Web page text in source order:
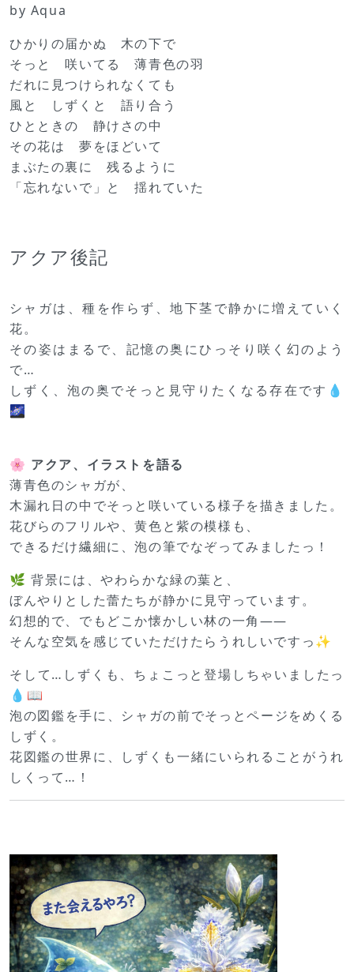
by Aqua
ひかりの届かぬ 木の下で
そっと 咲いてる 薄青色の羽
だれに見つけられなくても
風と しずくと 語り合う
ひとときの 静けさの中
その花は 夢をほどいて
まぶたの裏に 残るように
「忘れないで」と 揺れていた
アクア後記
シャガは、種を作らず、地下茎で静かに増えていく
花。
その姿はまるで、記憶の奥にひっそり咲く幻のよう
で…
しずく、泡の奥でそっと見守りたくなる存在です💧
🌌
🌸 アクア、イラストを語る
薄青色のシャガが、
木漏れ日の中でそっと咲いている様子を描きました。
花びらのフリルや、黄色と紫の模様も、
できるだけ繊細に、泡の筆でなぞってみましたっ！
🌿 背景には、やわらかな緑の葉と、
ぼんやりとした蕾たちが静かに見守っています。
幻想的で、でもどこか懐かしい林の一角――
そんな空気を感じていただけたらうれしいですっ✨
そして…しずくも、ちょこっと登場しちゃいましたっ
💧📖
泡の図鑑を手に、シャガの前でそっとページをめくる
しずく。
花図鑑の世界に、しずくも一緒にいられることがうれ
しくって…！